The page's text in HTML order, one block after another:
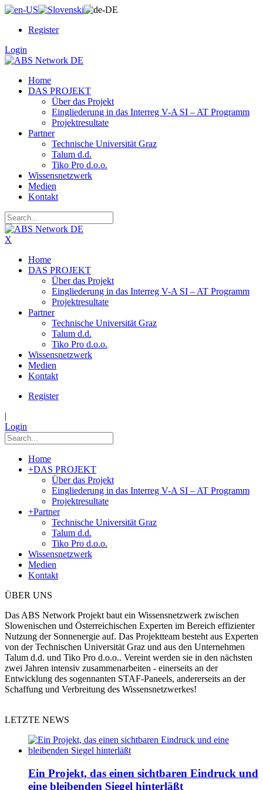
Register
Login
Home
DAS PROJEKT
Über das Projekt
Eingliederung in das Interreg V-A SI – AT Programm
Projektresultate
Partner
Technische Universität Graz
Talum d.d.
Tiko Pro d.o.o.
Wissensnetzwerk
Medien
Kontakt
X
Home
DAS PROJEKT
Über das Projekt
Eingliederung in das Interreg V-A SI – AT Programm
Projektresultate
Partner
Technische Universität Graz
Talum d.d.
Tiko Pro d.o.o.
Wissensnetzwerk
Medien
Kontakt
Register
|
Login
Home
+DAS PROJEKT
Über das Projekt
Eingliederung in das Interreg V-A SI – AT Programm
Projektresultate
+Partner
Technische Universität Graz
Talum d.d.
Tiko Pro d.o.o.
Wissensnetzwerk
Medien
Kontakt
ÜBER UNS
Das ABS Network Projekt baut ein Wissensnetzwerk zwischen
Slowenischen und Österreichischen Experten im Bereich effizienter
Nutzung der Sonnenergie auf. Das Projektteam besteht aus Experten
von der Technischen Universität Graz und aus den Unternehmen
Talum d.d. und Tiko Pro d.o.o.. Vereint werden sie in den nächsten
zwei Jahren intensiv zusammenarbeiten - einerseits an der
Entwicklung des sogennanten STAF-Paneels, andererseits an der
Schaffung und Verbreitung des Wissensnetzwerkes!
LETZTE NEWS
Ein Projekt, das einen sichtbaren Eindruck und
eine bleibenden Siegel hinterläßt